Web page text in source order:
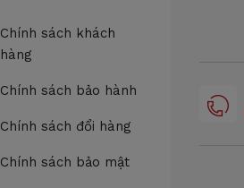
Chính sách khách
hàng
Chính sách bảo hành
Chính sách đổi hàng
Chính sách bảo mật